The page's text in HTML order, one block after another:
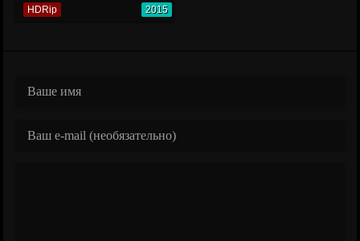
HDRip 2015